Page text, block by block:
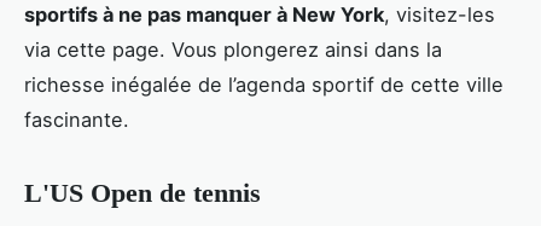
sportifs à ne pas manquer à New York, visitez-les
via cette page. Vous plongerez ainsi dans la
richesse inégalée de l’agenda sportif de cette ville
fascinante.
L'US Open de tennis